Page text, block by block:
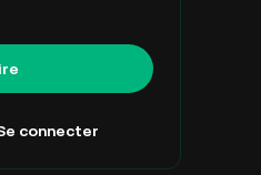
connecter